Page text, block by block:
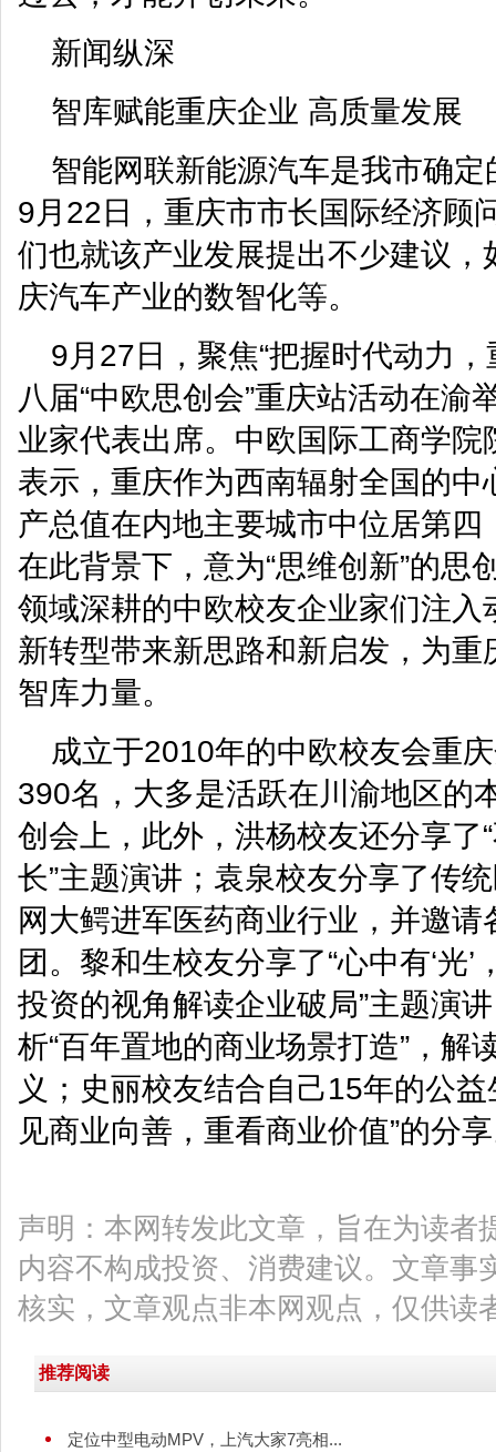
新闻纵深
智库赋能重庆企业 高质量发展
智能网联新能源汽车是我市确
9月22日，重庆市市长国际经济顾
们也就该产业发展提出不少建议
庆汽车产业的数智化等。
9月27日，聚焦“把握时代动力
八届“中欧思创会”重庆站活动在渝
业家代表出席。中欧国际工商学
表示，重庆作为西南辐射全国的
产总值在内地主要城市中位居第
在此背景下，意为“思维创新”的思
领域深耕的中欧校友企业家们注
新转型带来新思路和新启发，为
智库力量。
成立于2010年的中欧校友会重
390名，大多是活跃在川渝地区的
创会上，此外，洪杨校友还分享了
长”主题演讲；袁泉校友分享了传
网大鳄进军医药商业行业，并邀
团。黎和生校友分享了“心中有‘
投资的视角解读企业破局”主题演
析“百年置地的商业场景打造”，解
义；史丽校友结合自己15年的公
见商业向善，重看商业价值”的分
声明：本网转发此文章，旨在为读者
内容不构成投资、消费建议。文章事
核实，文章观点非本网观点，仅供读
推荐阅读
定位中型电动MPV，上汽大家7亮相...